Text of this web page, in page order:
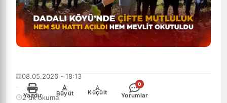
08.05.2026 - 18:13
·
2 dk okuma
Yazdır
+
Büyüt
-
Küçült
0
Yorumlar